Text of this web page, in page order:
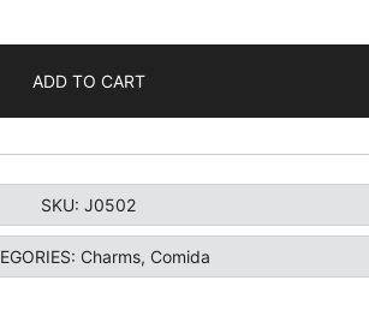
ADD TO CART
SKU: J0502
Charms, Comida